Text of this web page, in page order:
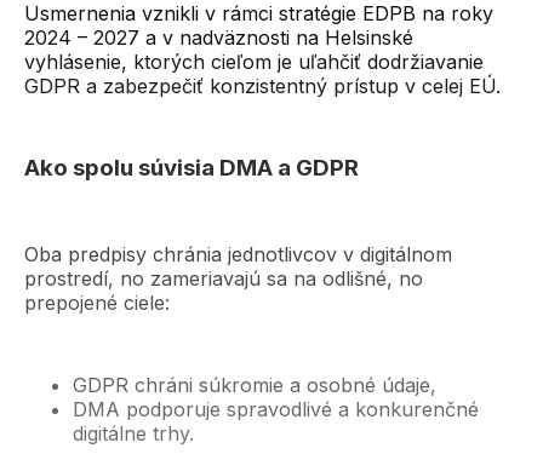
Budúce iniciatívy
Záver
Usmernenia vznikli v rámci stratégie EDPB na roky
2024 – 2027 a v nadväznosti na Helsinské
vyhlásenie, ktorých cieľom je uľahčiť dodržiavanie
GDPR a zabezpečiť konzistentný prístup v celej EÚ.
Ako spolu súvisia DMA a GDPR
Oba predpisy chránia jednotlivcov v digitálnom
prostredí, no zameriavajú sa na odlišné, no
prepojené ciele:
GDPR chráni súkromie a osobné údaje,
DMA podporuje spravodlivé a konkurenčné
digitálne trhy.